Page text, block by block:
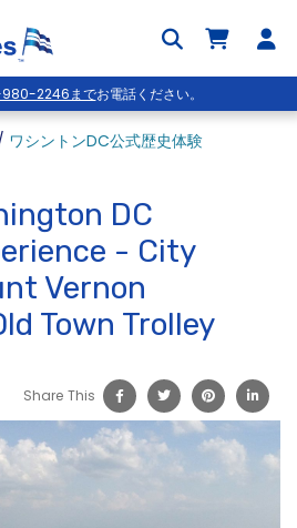
2246までお電話ください。
ワシントンDC公式歴史体験
DC
- City
Vernon
Town Trolley
Share This